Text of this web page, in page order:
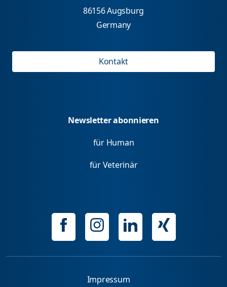
86156 Augsburg
Germany
Kontakt
Newsletter abonnieren
für Human
für Veterinär
Impressum